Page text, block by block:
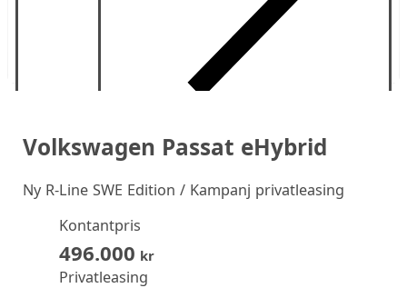
Volkswagen Passat eHybrid
NyR-Line SWE Edition / Kampanj privatleasing
Kontantpris
496.000 kr
Privatleasing